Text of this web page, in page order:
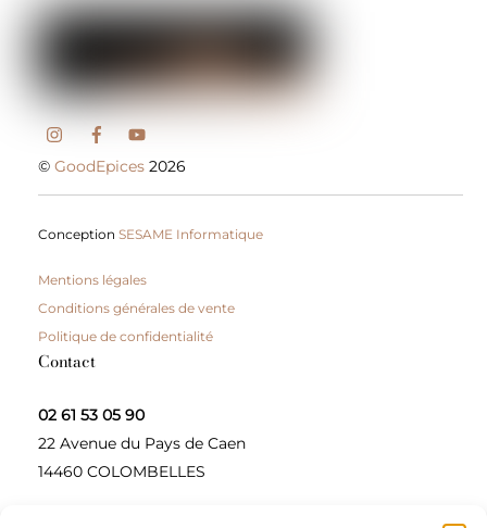
©GoodEpices 2026
ConceptionSESAME Informatique
Mentions légales
Conditions générales de vente
Politique de confidentialité
Contact
02 61 53 05 90
22 Avenue du Pays de Caen
14460 COLOMBELLES